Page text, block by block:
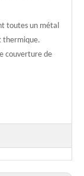
toutes un métal
thermique.
couverture de